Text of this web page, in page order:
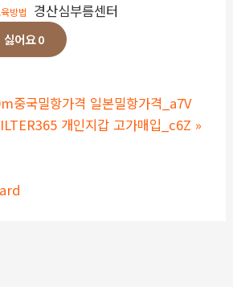
방법 경산심부름센터
싫어요0
중국밀항가격 일본밀항가격_a7V
개인지갑 고가매입_c6Z »